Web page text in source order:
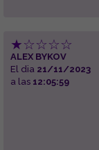
★☆☆☆☆
ALEX BYKOV
El dia 21/11/2023
a las 12:05:59